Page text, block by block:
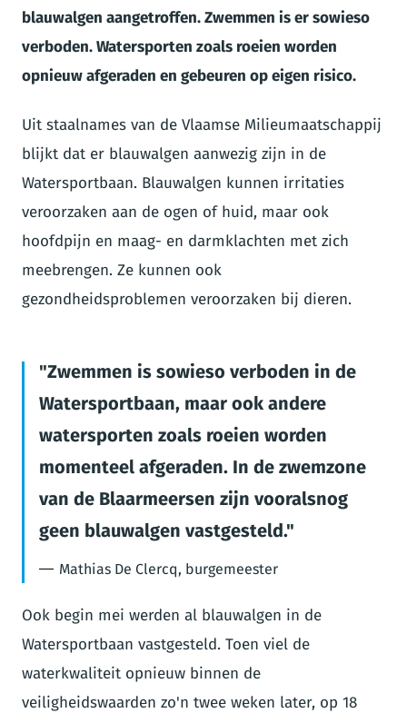
blauwalgen aangetroffen. Zwemmen is er sowieso
verboden. Watersporten zoals roeien worden
opnieuw afgeraden en gebeuren op eigen risico.
Uit staalnames van de Vlaamse Milieumaatschappij
blijkt dat er blauwalgen aanwezig zijn in de
Watersportbaan. Blauwalgen kunnen irritaties
veroorzaken aan de ogen of huid, maar ook
hoofdpijn en maag- en darmklachten met zich
meebrengen. Ze kunnen ook
gezondheidsproblemen veroorzaken bij dieren.
Zwemmen is sowieso verboden in de
Watersportbaan, maar ook andere
watersporten zoals roeien worden
momenteel afgeraden. In de zwemzone
van de Blaarmeersen zijn vooralsnog
geen blauwalgen vastgesteld.
Mathias De Clercq, burgemeester
Ook begin mei werden al blauwalgen in de
Watersportbaan vastgesteld. Toen viel de
waterkwaliteit opnieuw binnen de
veiligheidswaarden zo'n twee weken later, op 18